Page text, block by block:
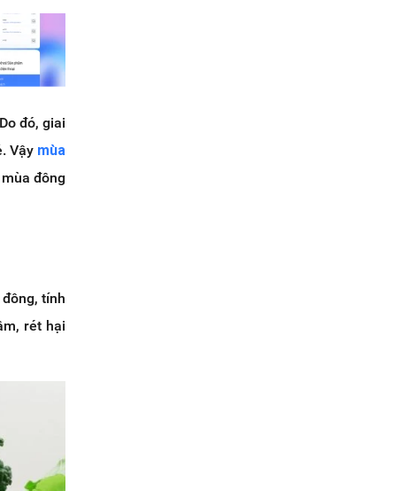
đó, giai
Vậy mùa
đông
tính
rét hại